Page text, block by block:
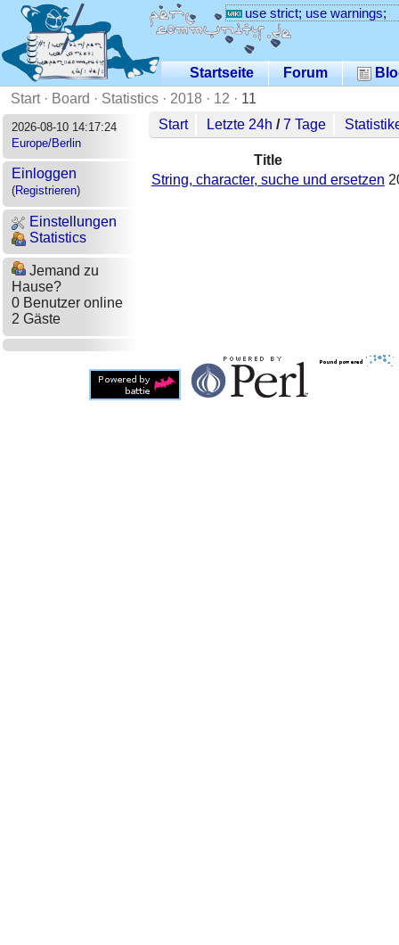
use strict; use warnings;
Startseite Forum
Start· Board · Statistics · 2018 · 12 · 11
2026-08-10 14:17:24
Europe/Berlin
Einloggen
(Registrieren)
Einstellungen
Statistics
Jemand zu
Hause?
0 Benutzer online
2 Gäste
Start Letzte 24h /7 Tage
Title
String, character, suche und ersetzen